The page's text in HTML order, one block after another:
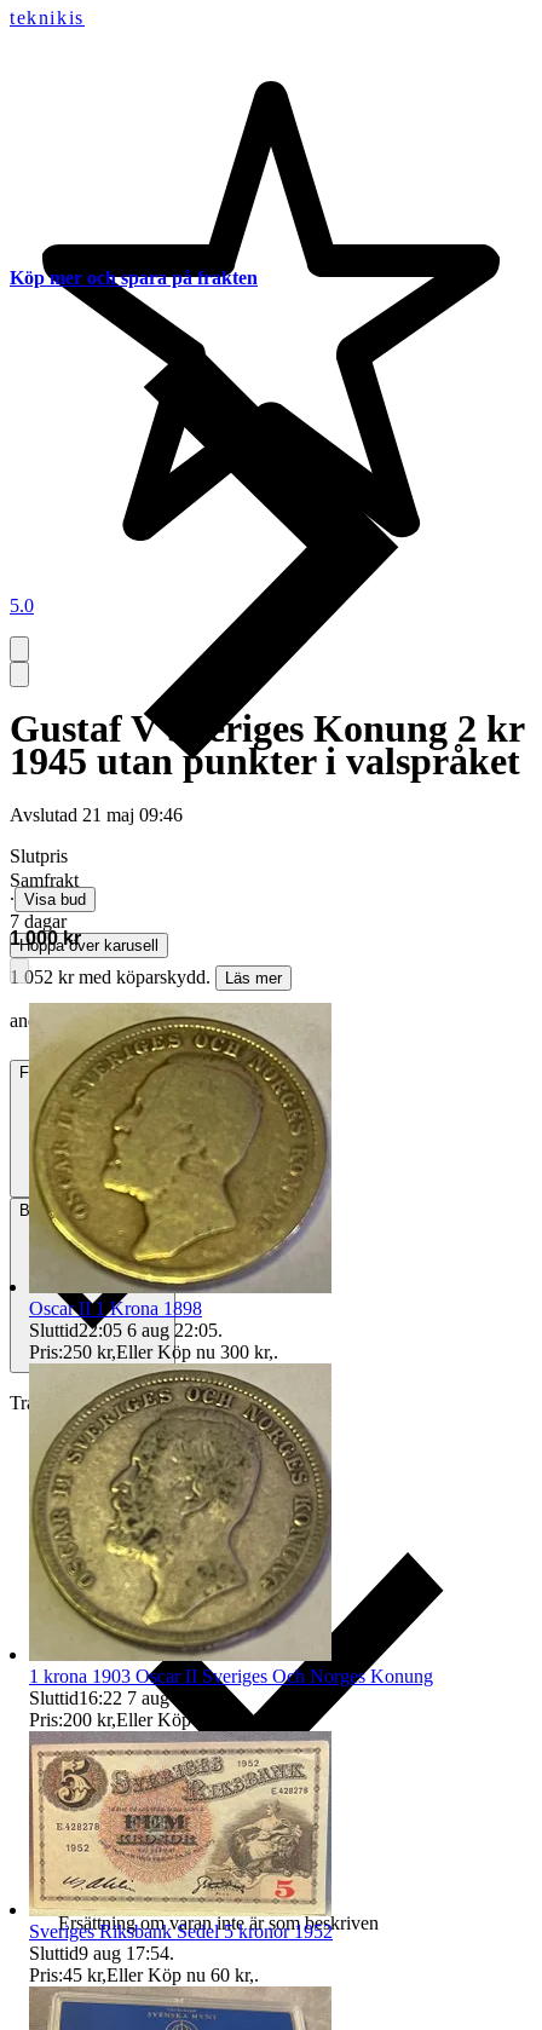
teknikis
5.0
Gustaf V Sveriges Konung 2 kr
1945 utan punkter i valspråket
Avslutad 21 maj 09:46
Slutpris
∙ Visa bud
1 000 kr
1 052 kr med köparskydd.
Läs mer
andersex vann auktionen
Frakt 49 kr DSV
BetalningVia Tradera
Traderas köparskydd
Ersättning om varan inte är som beskriven
Köp mer och spara på frakten
Samfrakt
7 dagar
Hoppa över karusell
Oscar II 1 Krona 1898
Sluttid22:05 6 aug 22:05.
Pris:250 kr,Eller Köp nu 300 kr,.
1 krona 1903 Oscar II Sveriges Och Norges Konung
Sluttid16:22 7 aug 16:22
Pris:200 kr,Eller Köp nu 300 kr
Sveriges Riksbank Sedel 5 kronor 1952
Sluttid9 aug 17:54.
Pris:45 kr,Eller Köp nu 60 kr,.